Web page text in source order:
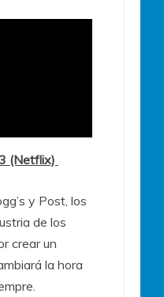
(Netflix)
y Post, los
de los
crear un
la hora